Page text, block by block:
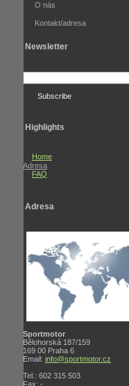
O nás
Kontakt/adresa
Newsletter
Highlights
Home
Adresa
FAQ
Adresa
Sportmotor
Bělohorská 187/159
169 00 Praha 6
Email: info@sportmotor.cz
Tel.: 602 315 503
Fax: -